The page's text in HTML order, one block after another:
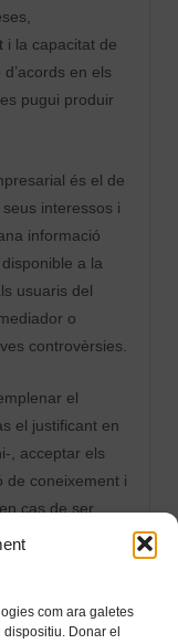
com ara galetes
Donar el
i la capacitat de
en els
pugui produir
és el de
interessos i
informació
a la
usuaris del
o
controvèrsies.
el
el justificant en
, acceptar els
de coneixement i
cas de ser
del
del